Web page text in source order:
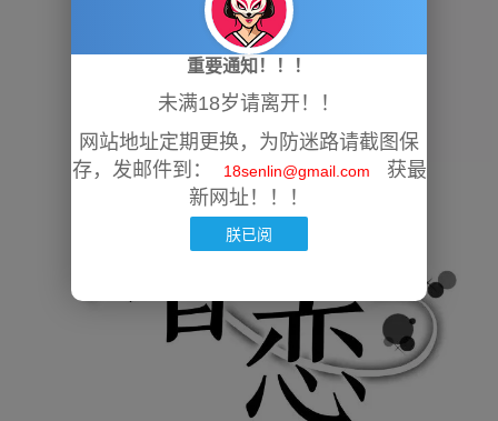
重要通知！！！
未满18岁请离开！！
网站地址定期更换，为防迷路请截图保
存，发邮件到：
18senlin@gmail.com
获最
新网址！！！
朕已阅